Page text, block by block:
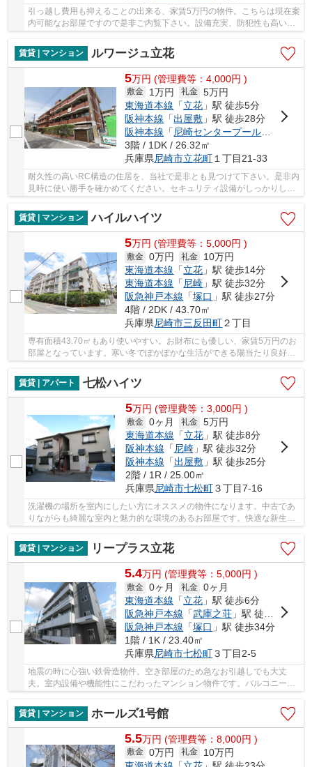
引っ越し費用も抑えることの出来る、家賃5万円の物件。こちらは現在案
内可能なお部屋ですので是非ご内覧下さい。設備充実、防犯性も高いお
すすめのマンション物件です。日差しが入る物...
賃貸 | マンション
ルワージュ立花
5万円 (管理費等：4,000円 )
敷金 1万円 礼金 5万円
東海道本線 「立花 」駅 徒歩5分
阪神本線 「出屋敷 」駅 徒歩28分
阪神本線 「尼崎センタープール前
3階 / 1DK / 26.32㎡
兵庫県尼崎市立花町 １丁目21-33
耐久性の高いRC構造の住居を、当社で是非とも見つけて下さい。是非内
見時に使い勝手を確かめてください。セキュリティ設備がしっかりして
いるマンション物件です。家具なども配置しや...
賃貸 | マンション
ハイルハイツ
5万円 (管理費等：5,000円 )
敷金 0万円 礼金
10万円
東海道本線 「立花 」駅 徒歩14分
東海道本線 「尼崎 」駅 徒歩32分
阪急神戸本線 「塚口 」駅 徒歩27分
4階 / 2DK / 43.70㎡
兵庫県尼崎市三反田町２丁目
専有面積43.70㎡もあり使いやすい。お財布にも優しい、家賃5万円のお
部屋となっています。寒い冬でぽかぽかな生活ができる陽当たり良好な
賃貸 | アパート
七松ハイツ
5万円 (管理費等：3,000円 )
敷金 0ヶ月 礼金 5万円
東海道本線 「立花」駅 徒歩8分
阪神本線 「尼崎」駅 徒歩32分
阪神本線 「出屋敷」駅 徒歩25分
2階 / 1R / 25.00㎡
兵庫県尼崎市七松町３丁目7-16
洗濯機の場所を室内にしたい方にオススメの物件になります。中古であ
りながらも綺麗な室内と魅力的な環境のあるお部屋です。快適な新生活
賃貸 | マンション
リープラス立花
5.4万円 (管理費等：5,000円 )
敷金 0ヶ月 礼金 0ヶ月
東海道本線 「立花 」駅 徒歩6分
阪急神戸本線 「武庫之荘 」駅 徒歩32分
阪急神戸本線 「塚口 」駅 徒歩34分
1階 / 1K / 23.40㎡
兵庫県尼崎市七松町３丁目2-5
地震の時に心強い鉄骨造物件。空き部屋のため急なお引越しでも大丈
夫。室内設備や機能性にこだわったマンション物件です。バルコニーか
賃貸 | マンション
ホールズ1号館
5.5万円 (管理費等：8,000円 )
敷金 0万円 礼金
10万円